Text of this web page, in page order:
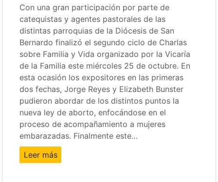
Con una gran participación por parte de
catequistas y agentes pastorales de las
distintas parroquias de la Diócesis de San
Bernardo finalizó el segundo ciclo de Charlas
sobre Familia y Vida organizado por la Vicaría
de la Familia este miércoles 25 de octubre. En
esta ocasión los expositores en las primeras
dos fechas, Jorge Reyes y Elizabeth Bunster
pudieron abordar de los distintos puntos la
nueva ley de aborto, enfocándose en el
proceso de acompañamiento a mujeres
embarazadas. Finalmente este…
Leer más